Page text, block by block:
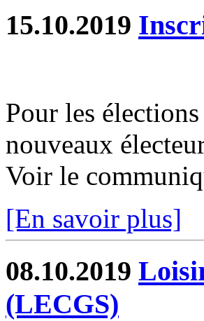
15.10.2019
Pour les
nouveaux
Voir le
[En savoir plus]
08.10.2019
(LECGS)